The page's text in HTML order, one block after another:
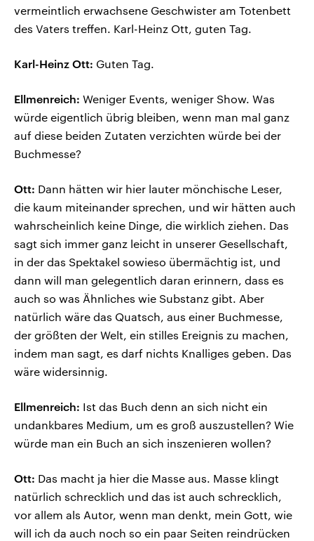
vermeintlich erwachsene Geschwister am Totenbett
des Vaters treffen. Karl-Heinz Ott, guten Tag.
Karl-Heinz Ott: Guten Tag.
Ellmenreich: Weniger Events, weniger Show. Was
würde eigentlich übrig bleiben, wenn man mal ganz
auf diese beiden Zutaten verzichten würde bei der
Buchmesse?
Ott: Dann hätten wir hier lauter mönchische Leser,
die kaum miteinander sprechen, und wir hätten auch
wahrscheinlich keine Dinge, die wirklich ziehen. Das
sagt sich immer ganz leicht in unserer Gesellschaft,
in der das Spektakel sowieso übermächtig ist, und
dann will man gelegentlich daran erinnern, dass es
auch so was Ähnliches wie Substanz gibt. Aber
natürlich wäre das Quatsch, aus einer Buchmesse,
der größten der Welt, ein stilles Ereignis zu machen,
indem man sagt, es darf nichts Knalliges geben. Das
wäre widersinnig.
Ellmenreich: Ist das Buch denn an sich nicht ein
undankbares Medium, um es groß auszustellen? Wie
würde man ein Buch an sich inszenieren wollen?
Ott: Das macht ja hier die Masse aus. Masse klingt
natürlich schrecklich und das ist auch schrecklich,
vor allem als Autor, wenn man denkt, mein Gott, wie
will ich da auch noch so ein paar Seiten reindrücken